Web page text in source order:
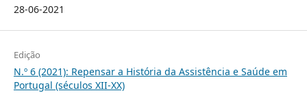
28-06-2021
Edição
N.º 6 (2021): Repensar a História da Assistência e Saúde em
Portugal (séculos XII-XX)